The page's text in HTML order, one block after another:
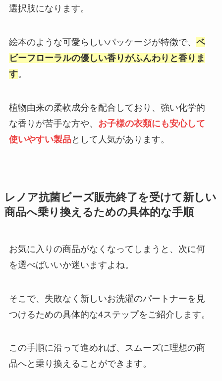
選択肢になります。
絵本のような可愛らしいパッケージが特徴で、 ベ
ビーフローラルの優しい香りがふんわりと香りま
す。
植物由来の柔軟成分を配合しており、強い化学的
な香りが苦手な方や、 お子様の衣類にも安心して
使いやすい製品として人気があります。
レノア抗菌ビーズ販売終了を受けて新しい
商品へ乗り換えるための具体的な手順
お気に入りの商品がなくなってしまうと、次に何
を選べばいいか迷いますよね。
そこで、失敗なく新しいお洗濯のパートナーを見
つけるための具体的な4ステップをご紹介します。
この手順に沿って進めれば、スムーズに理想の商
品へと乗り換えることができます。